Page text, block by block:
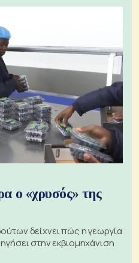
ο «χρυσός» της
δείχνει πώς η γεωργία
στην εκβιομηχάνιση